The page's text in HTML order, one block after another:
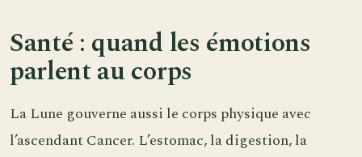
Santé : quand les émotions
parlent au corps
La Lune gouverne aussi le corps physique avec
l’ascendant Cancer. L’estomac, la digestion, la